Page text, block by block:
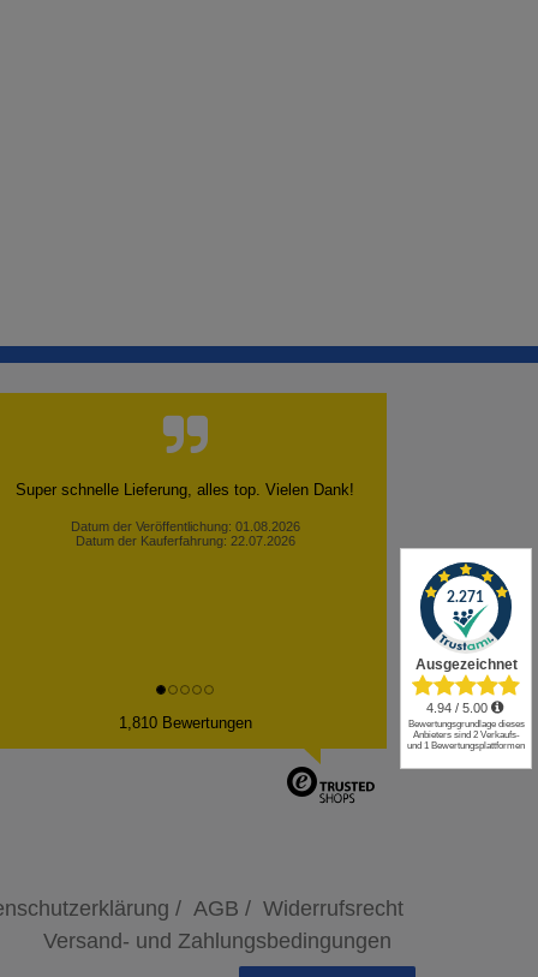
Super schnelle Lieferung, alles top. Vielen Dank!
Datum der Veröffentlichung: 01.08.2026
Datum der Kauferfahrung: 22.07.2026
1,810 Bewertungen
/ AGB / Widerrufsrecht
Versand- und Zahlungsbedingungen